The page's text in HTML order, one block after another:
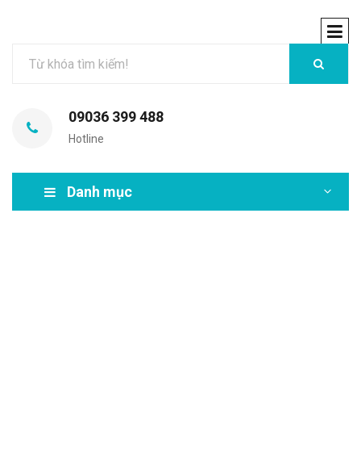
09036 399 488
Hotline
Danh mục